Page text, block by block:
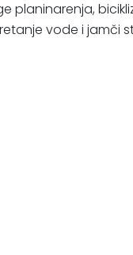
planinarenja,
vode i jamči